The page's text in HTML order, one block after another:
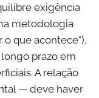
exigência
metodologia
o que acontece"),
prazo em
A relação
— deve haver